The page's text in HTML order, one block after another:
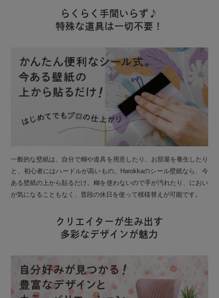
らくらく手間いらず♪
特殊な道具は一切不要！
一般的な壁紙は、自分で糊や道具を用意したり、お部屋を養生したり
と、初心者にはハードルが高いもの。Harokkaのシール壁紙なら、今
ある壁紙の上から貼るだけ。糊を使わないので手が汚れたり、におい
が気になることもなく、普段の休日を使って模様替えが可能です。
クリエイターが生み出す
多彩なデザインが魅力